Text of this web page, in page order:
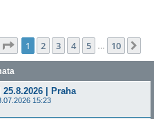
Stránka z 10
1 2 3 4 5 10
| Praha
15:23